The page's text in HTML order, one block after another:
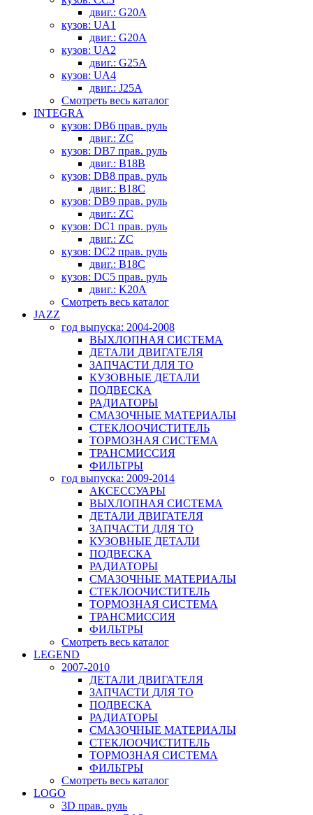
двиг.: G20A
кузов: UA1
двиг.: G20A
кузов: UA2
двиг.: G25A
кузов: UA4
двиг.: J25A
Смотреть весь каталог
INTEGRA
кузов: DB6 прав. руль
двиг.: ZC
кузов: DB7 прав. руль
двиг.: B18B
кузов: DB8 прав. руль
двиг.: B18C
кузов: DB9 прав. руль
двиг.: ZC
кузов: DC1 прав. руль
двиг.: ZC
кузов: DC2 прав. руль
двиг.: B18C
кузов: DC5 прав. руль
двиг.: K20A
Смотреть весь каталог
JAZZ
год выпуска: 2004-2008
ВЫХЛОПНАЯ СИСТЕМА
ДЕТАЛИ ДВИГАТЕЛЯ
ЗАПЧАСТИ ДЛЯ ТО
КУЗОВНЫЕ ДЕТАЛИ
ПОДВЕСКА
РАДИАТОРЫ
СМАЗОЧНЫЕ МАТЕРИАЛЫ
СТЕКЛООЧИСТИТЕЛЬ
ТОРМОЗНАЯ СИСТЕМА
ТРАНСМИССИЯ
ФИЛЬТРЫ
год выпуска: 2009-2014
АКСЕССУАРЫ
ВЫХЛОПНАЯ СИСТЕМА
ДЕТАЛИ ДВИГАТЕЛЯ
ЗАПЧАСТИ ДЛЯ ТО
КУЗОВНЫЕ ДЕТАЛИ
ПОДВЕСКА
РАДИАТОРЫ
СМАЗОЧНЫЕ МАТЕРИАЛЫ
СТЕКЛООЧИСТИТЕЛЬ
ТОРМОЗНАЯ СИСТЕМА
ТРАНСМИССИЯ
ФИЛЬТРЫ
Смотреть весь каталог
LEGEND
2007-2010
ДЕТАЛИ ДВИГАТЕЛЯ
ЗАПЧАСТИ ДЛЯ ТО
ПОДВЕСКА
РАДИАТОРЫ
СМАЗОЧНЫЕ МАТЕРИАЛЫ
СТЕКЛООЧИСТИТЕЛЬ
ТОРМОЗНАЯ СИСТЕМА
ФИЛЬТРЫ
Смотреть весь каталог
LOGO
3D прав. руль